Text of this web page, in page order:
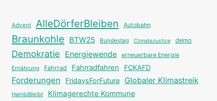
Advent AlleDörferBleiben Autobahn
Braunkohle BTW25 Bundestag ClimateJustice demo
Demokratie Energiewende erneuerbare Energie
Ernährung Fahrrad Fahrradfahren FCKAFD
Forderungen FridaysForFuture Globaler Klimastreik
HambiBleibt Klimagerechte Kommune